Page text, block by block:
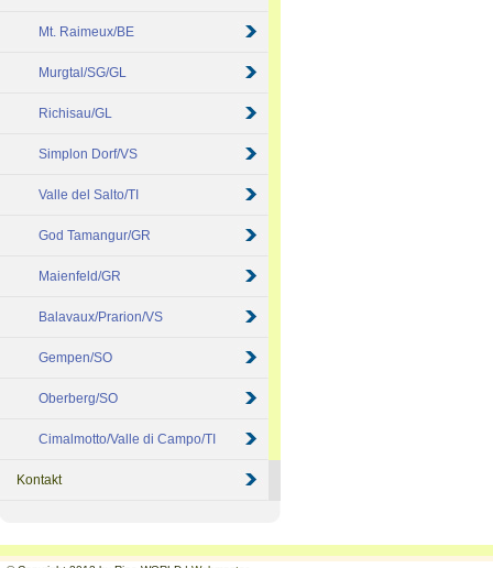
Mt. Raimeux/BE
Murgtal/SG/GL
Richisau/GL
Simplon Dorf/VS
Valle del Salto/TI
God Tamangur/GR
Maienfeld/GR
Balavaux/Prarion/VS
Gempen/SO
Oberberg/SO
Cimalmotto/Valle di Campo/TI
Kontakt